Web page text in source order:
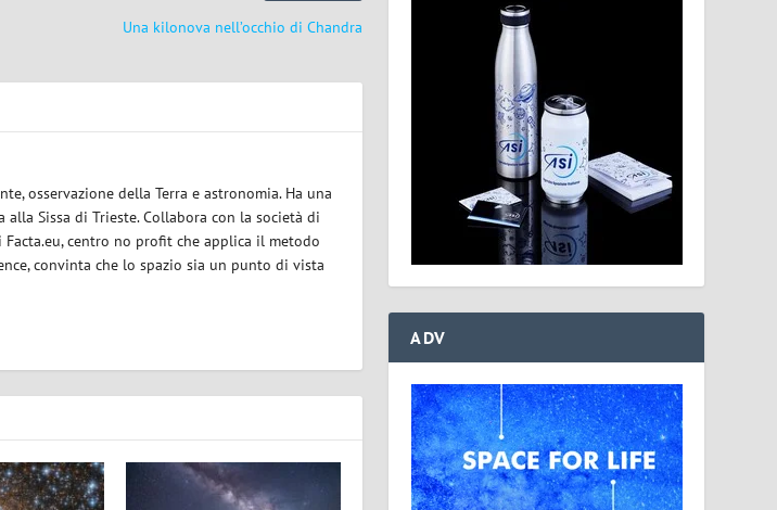
Una kilonova nell’occhio di Chandra
osservazione della Terra e astronomia. Ha una
Sissa di Trieste. Collabora con la società di
centro no profit che applica il metodo
convinta che lo spazio sia un punto di vista
ADV